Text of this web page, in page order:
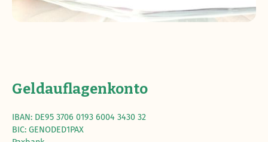
Geldauflagenkonto
IBAN: DE95 3706 0193 6004 3430 32
BIC: GENODED1PAX